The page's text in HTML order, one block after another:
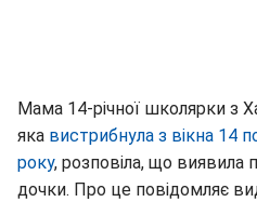
Мама 14-річної школярки з
яка вистрибнула з вікна 14
року, розповіла, що виявила
дочки. Про це повідомляє